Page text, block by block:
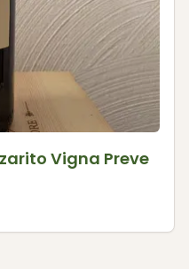
Vigna Preve